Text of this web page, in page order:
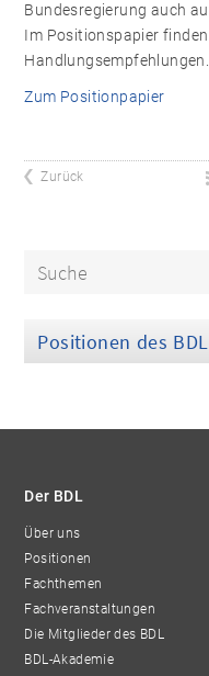
Bundesregierung auch
Im Positionspapier
Handlungsempfehlungen.
Zum Positionpapier
Zurück
Positionen des
Der BDL
Über uns
Positionen
Fachthemen
Fachveranstaltungen
Die Mitglieder des BDL
BDL-Akademie